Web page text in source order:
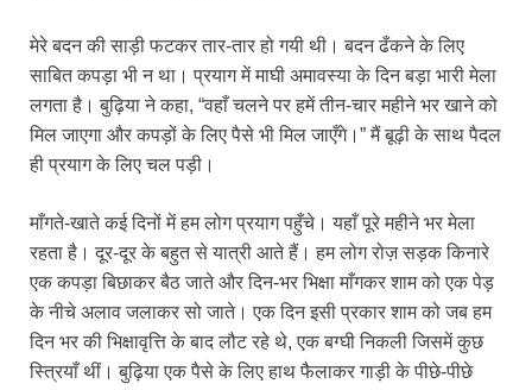
मेरे बदन की साड़ी फटकर तार-तार हो गयी थी। बदन ढँकने के लिए
साबित कपड़ा भी न था। प्रयाग में माघी अमावस्या के दिन बड़ा भारी मेला
लगता है। बुढ़िया ने कहा, “वहाँ चलने पर हमें तीन-चार महीने भर खाने को
मिल जाएगा और कपड़ों के लिए पैसे भी मिल जाएँगे।” मैं बूढ़ी के साथ पैदल
ही प्रयाग के लिए चल पड़ी।
माँगते-खाते कई दिनों में हम लोग प्रयाग पहुँचे। यहाँ पूरे महीने भर मेला
रहता है। दूर-दूर के बहुत से यात्री आते हैं। हम लोग रोज़ सड़क किनारे
एक कपड़ा बिछाकर बैठ जाते और दिन-भर भिक्षा माँगकर शाम को एक पेड़
के नीचे अलाव जलाकर सो जाते। एक दिन इसी प्रकार शाम को जब हम
दिन भर की भिक्षावृत्ति के बाद लौट रहे थे, एक बग्घी निकली जिसमें कुछ
स्त्रियाँ थीं। बुढ़िया एक पैसे के लिए हाथ फैलाकर गाड़ी के पीछे-पीछे